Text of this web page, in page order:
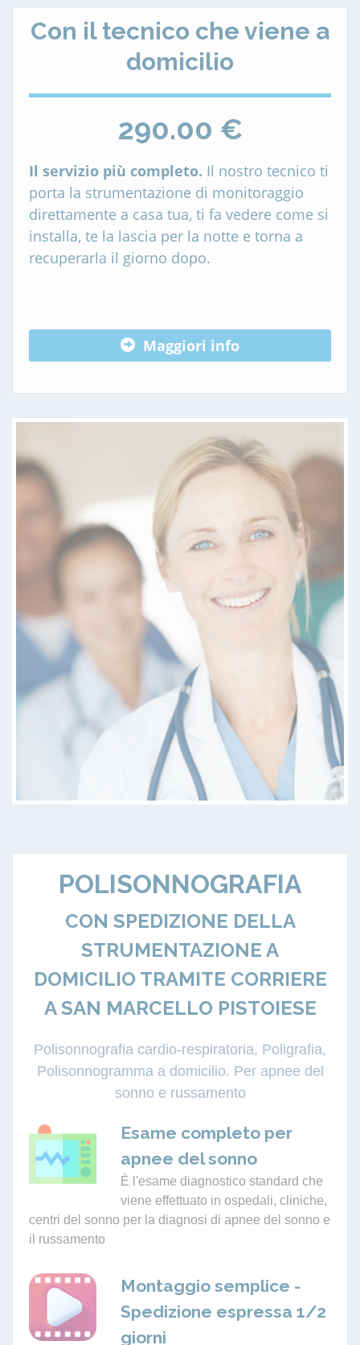
Con il tecnico che viene a
domicilio
290.00 €
Il servizio più completo. Il nostro tecnico ti
porta la strumentazione di monitoraggio
direttamente a casa tua, ti fa vedere come si
installa, te la lascia per la notte e torna a
recuperarla il giorno dopo.
Maggiori info
POLISONNOGRAFIA
CON SPEDIZIONE DELLA
STRUMENTAZIONE A
DOMICILIO TRAMITE CORRIERE
A SAN MARCELLO PISTOIESE
Polisonnografia cardio-respiratoria, Poligrafia,
Polisonnogramma a domicilio. Per apnee del
sonno e russamento
Esame completo per
apnee del sonno
È l'esame diagnostico standard che
viene effettuato in ospedali, cliniche,
centri del sonno per la diagnosi di apnee del sonno e
il russamento
Montaggio semplice -
Spedizione espressa 1/2
giorni